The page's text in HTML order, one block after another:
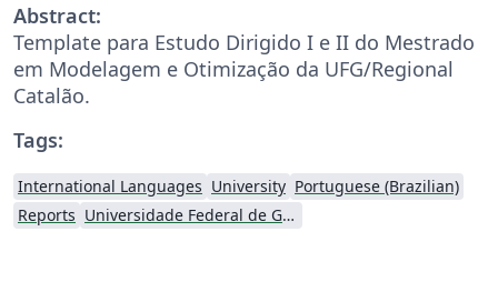
Abstract:
Template para Estudo Dirigido I e II do Mestrado
em Modelagem e Otimização da UFG/Regional
Catalão.
Tags:
International Languages University Portuguese (Brazilian)
Reports
Universidade Federal de Goiás